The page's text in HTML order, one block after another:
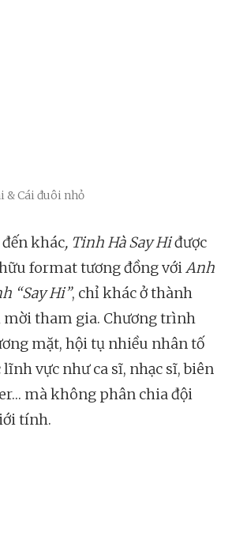
& Cái đuôi nhỏ
khác, Tinh Hà Say Hiđược
hữu format tương đồng vớiAnh
“Say Hi”, chỉ khác ở thành
mời tham gia. Chương trình
mặt, hội tụ nhiều nhân tố
lĩnh vực như ca sĩ, nhạc sĩ, biên
mà không phân chia đội
tính.